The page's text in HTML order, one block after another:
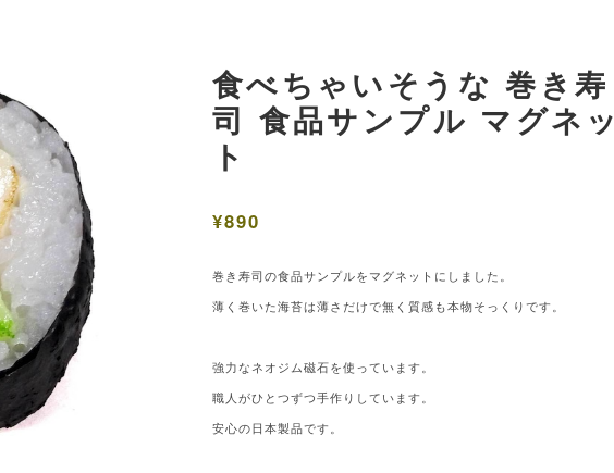
食べちゃいそうな 巻き寿
司 食品サンプル マグネッ
ト
¥890
巻き寿司の食品サンプルをマグネットにしました。
薄く巻いた海苔は薄さだけで無く質感も本物そっくりです。
強力なネオジム磁石を使っています。
職人がひとつずつ手作りしています。
安心の日本製品です。